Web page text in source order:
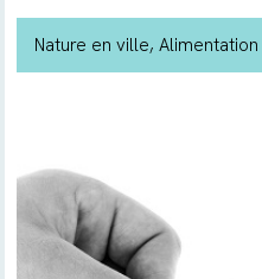
Nature en ville,